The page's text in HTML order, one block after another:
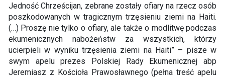
Jedność Chrześcijan, zebrane zostały ofiary na rzecz osób
poszkodowanych w tragicznym trzęsieniu ziemi na Haiti.
(…) Proszę nie tylko o ofiary, ale także o modlitwę podczas
ekumenicznych nabożeństw za wszystkich, którzy
ucierpieli w wyniku trzęsienia ziemi na Haiti” – pisze w
swym apelu prezes Polskiej Rady Ekumenicznej abp
Jeremiasz z Kościoła Prawosławnego (pełna treść apelu